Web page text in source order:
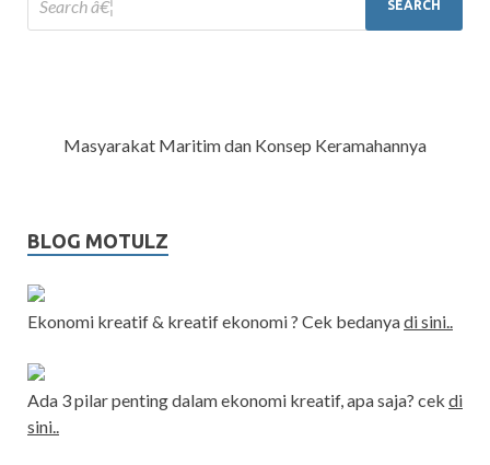
Masyarakat Maritim dan Konsep Keramahannya
BLOG MOTULZ
Ekonomi kreatif & kreatif ekonomi ? Cek bedanyadi sini..
Ada 3 pilar penting dalam ekonomi kreatif, apa saja? cek di
sini..